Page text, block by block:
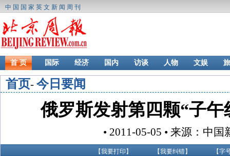
中国国家英文新闻周刊
首 页 国际 经济 国内 访谈 人物 文娱
首页- 今日要闻
俄罗斯发射第四颗“子午
• 2011-05-05 • 来源：中国
【我要打印 】 【我要纠错】 【字